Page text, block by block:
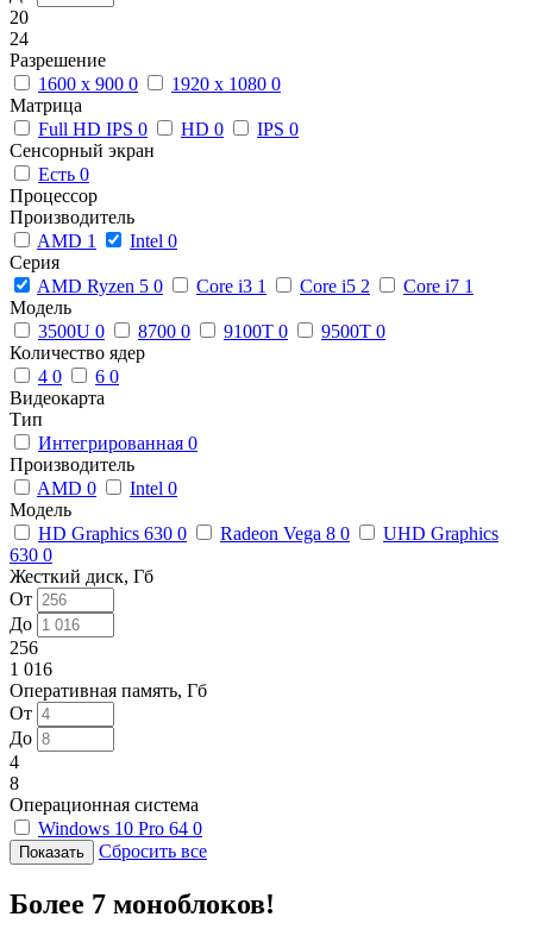
20
24
Разрешение
1600 x 900 0 1920 x 1080 0
Матрица
Full HD IPS 0 HD 0 IPS 0
Сенсорный экран
Есть 0
Процессор
Производитель
AMD 1 Intel 0
Серия
AMD Ryzen 5 0 Core i3 1 Core i5 2 Core i7 1
Модель
3500U 0 8700 0 9100T 0 9500T 0
Количество ядер
4 0 6 0
Видеокарта
Тип
Интегрированная 0
Производитель
AMD 0 Intel 0
Модель
HD Graphics 630 0 Radeon Vega 8 0
UHD Graphics
630 0
Жесткий диск, Гб
От
До
256
1 016
Оперативная память, Гб
От
До
4
8
Операционная система
Windows 10 Pro 64 0
Сбросить все
Более 7 моноблоков!